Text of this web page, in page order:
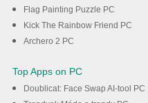
Flag Painting Puzzle PC
Kick The Rainbow Friend PC
Archero 2 PC
Top Apps on PC
Doublicat: Face Swap AI-tool PC